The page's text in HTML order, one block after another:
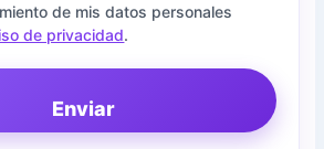
de mis datos personales
de privacidad.
Enviar